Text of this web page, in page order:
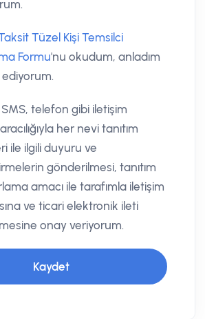
Tüzel Kişi Temsilci
Formu'nu okudum, anladım
SMS, telefon gibi iletişim
her nevi tanıtım
ile ilgili duyuru ve
gönderilmesi, tanıtım
amacı ile tarafımla iletişim
ve ticari elektronik ileti
onay veriyorum.
Kaydet